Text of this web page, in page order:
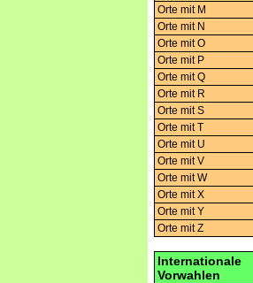
Orte mit M
Orte mit N
Orte mit O
Orte mit P
Orte mit Q
Orte mit R
Orte mit S
Orte mit T
Orte mit U
Orte mit V
Orte mit W
Orte mit X
Orte mit Y
Orte mit Z
Internationale
Vorwahlen